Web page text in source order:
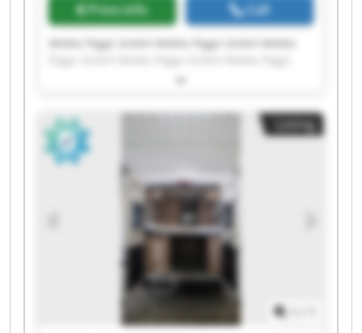
Price info Call
WeMa Pigge GmbH WeMa Pigge GmbH WeMa
GmbH WeMa Pigge GmbH WeMa Pigge GmbH
Pigge GmbH WeMa Pigge GmbH WeMa Pigge
GmbH WeMa Pigge GmbH WeMa Pigge GmbH
WeMa Pigge GmbH WeMa Pigge GmbH WeMa
Pigge GmbH WeMa Pigge GmbH WeMa Pigge
GmbH WeMa Pigge GmbH
Listing